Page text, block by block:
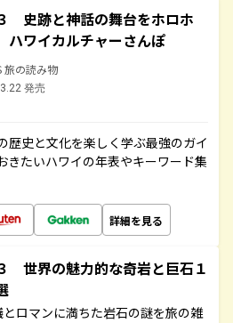
史跡と神話の舞台をホロホ
ワイカルチャーさんぽ
旅の読み物
発売
歴史と文化を楽しく学ぶ最強のガイ
きたいハワイの年表やキーワード集
詳細を見る
世界の魅力的な奇岩と巨石１
ロマンに満ちた岩石の謎を旅の雑